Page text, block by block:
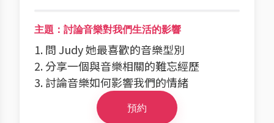
主題：討論音樂對我們生活的影響
1. 問 Judy 她最喜歡的音樂型別
2. 分享一個與音樂相關的難忘經歷
3. 討論音樂如何影響我們的情緒
預約